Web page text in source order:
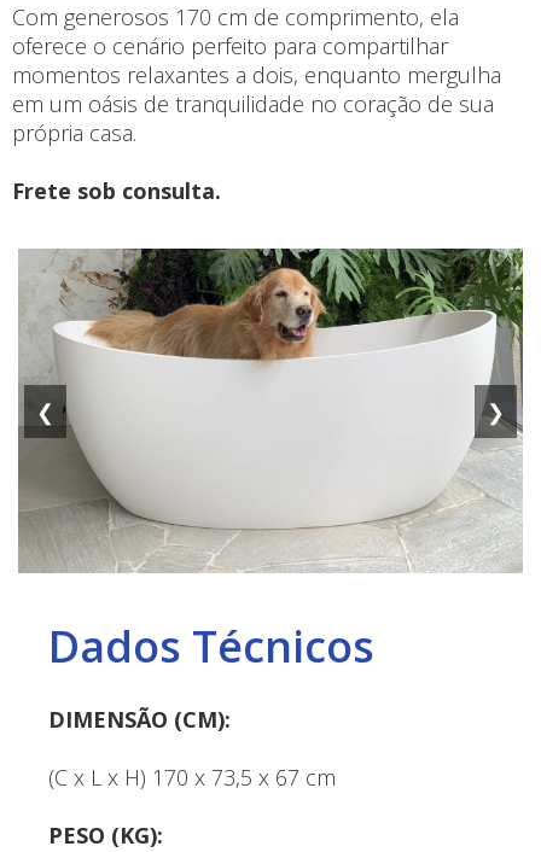
Com generosos 170 cm de comprimento, ela
oferece o cenário perfeito para compartilhar
momentos relaxantes a dois, enquanto mergulha
em um oásis de tranquilidade no coração de sua
própria casa.
Frete sob consulta.
❮ ❯
Dados Técnicos
DIMENSÃO (CM):
(C x L x H) 170 x 73,5 x 67 cm
PESO (KG):